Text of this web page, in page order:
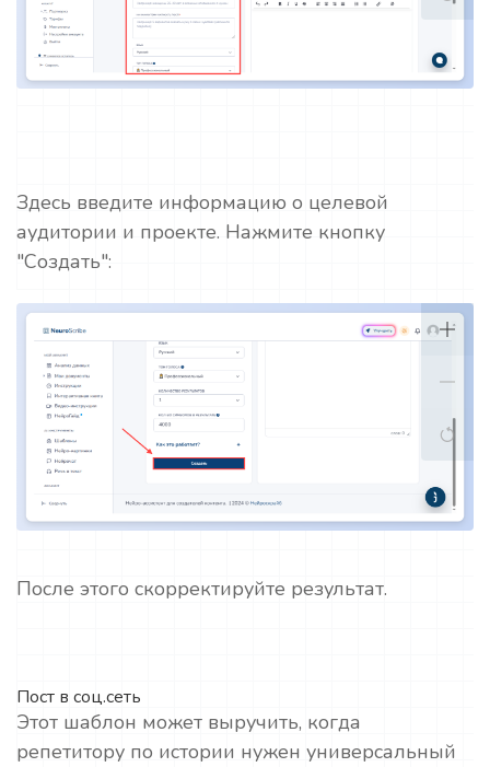
Здесь введите информацию о целевой
аудитории и проекте. Нажмите кнопку
"Создать":
После этого скорректируйте результат.
Пост в соц.сеть
Этот шаблон может выручить, когда
репетитору по истории нужен универсальный